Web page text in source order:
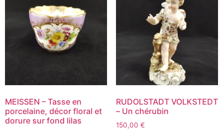
MEISSEN – Tasse en
porcelaine, décor floral et
dorure sur fond lilas
RUDOLSTADT VOLKSTEDT
– Un chérubin
150,00 €